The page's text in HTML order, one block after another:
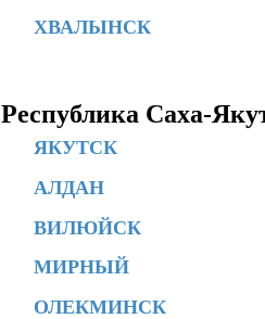
ХВАЛЫНСК
Республика Саха-
ЯКУТСК
АЛДАН
ВИЛЮЙСК
МИРНЫЙ
ОЛЕКМИНСК